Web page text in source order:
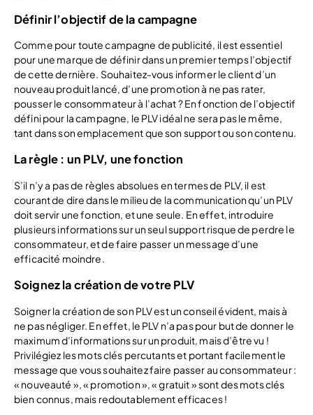
Définir l’objectif de la campagne
Comme pour toute campagne de publicité, il est essentiel
pour une marque de définir dans un premier temps l’objectif
de cette dernière. Souhaitez-vous informer le client d’un
nouveau produit lancé, d’une promotion à ne pas rater,
pousser le consommateur à l’achat ? En fonction de l’objectif
défini pour la campagne, le PLV idéal ne sera pas le même,
tant dans son emplacement que son support ou son contenu.
La règle : un PLV, une fonction
S’il n’y a pas de règles absolues en termes de PLV, il est
courant de dire dans le milieu de la communication qu’un PLV
doit servir une fonction, et une seule. En effet, introduire
plusieurs informations sur un seul support risque de perdre le
consommateur, et de faire passer un message d’une
efficacité moindre.
Soignez la création de votre PLV
Soigner la création de son PLV est un conseil évident, mais à
ne pas négliger. En effet, le PLV n’a pas pour but de donner le
maximum d’informations sur un produit, mais d’être vu !
Privilégiez les mots clés percutants et portant facilement le
message que vous souhaitez faire passer au consommateur :
« nouveauté », « promotion », « gratuit » sont des mots clés
bien connus, mais redoutablement efficaces !